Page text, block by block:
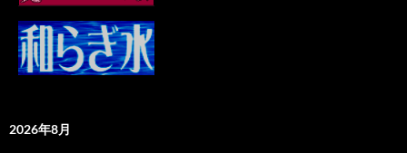
2026年8月